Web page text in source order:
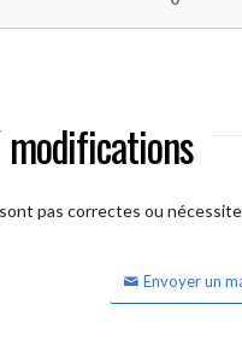
pas correctes ou
Envoyer un